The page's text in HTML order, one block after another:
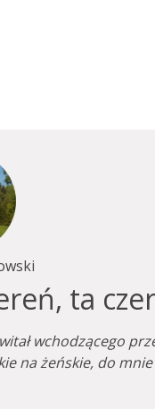
ta
wchodzącego
na żeńskie, do